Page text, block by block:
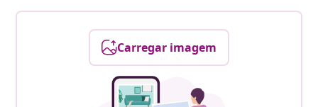
Carregar imagem